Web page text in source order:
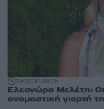
19:3130.08.25
Ελεονώρα Μελέτη:
ονομαστική γιορτή